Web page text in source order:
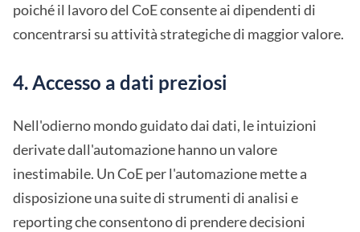
poiché il lavoro del CoE consente ai dipendenti di
concentrarsi su attività strategiche di maggior valore.
4. Accesso a dati preziosi
Nell'odierno mondo guidato dai dati, le intuizioni
derivate dall'automazione hanno un valore
inestimabile. Un CoE per l'automazione mette a
disposizione una suite di strumenti di analisi e
reporting che consentono di prendere decisioni